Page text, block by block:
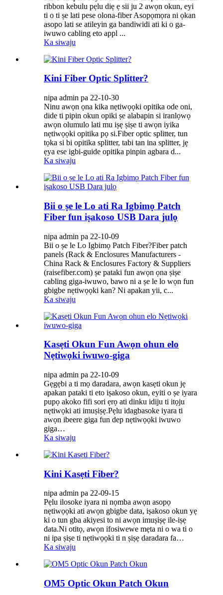
ribbon kebulu pẹlu diẹ ẹ sii ju 2 awọn okun, eyi
ti o ti ṣe lati pese olona-fiber Asopọmọra ni ọkan
asopo lati se atileyin ga bandiwidi ati ki o ga-
iwuwo cabling eto appl ...
Ka siwaju
Kini Fiber Optic Splitter?
nipa admin pa 22-10-30
Ninu awọn ọna kika nẹtiwọọki opitika ode oni,
dide ti pipin okun opiki ṣe alabapin si iranlọwọ
awọn olumulo lati mu iṣẹ ṣiṣe ti awọn iyika
nẹtiwọọki opitika pọ si.Fiber optic splitter, tun
tọka si bi opitika splitter, tabi tan ina splitter, jẹ
ẹya ese igbi-guide opitika pinpin agbara d...
Ka siwaju
Bii o ṣe le Lo ati Ra Igbimọ Patch
Fiber fun iṣakoso USB Dara julọ
nipa admin pa 22-10-09
Bii o ṣe le Lo Igbimọ Patch Fiber?Fiber patch
panels (Rack & Enclosures Manufacturers -
China Rack & Enclosures Factory & Suppliers
(raisefiber.com) ṣe pataki fun awọn ọna ṣiṣe
cabling giga-iwuwo, bawo ni a ṣe le lo wọn fun
gbigbe nẹtiwọọki kan? Ni apakan yii, c...
Ka siwaju
Kasẹti Okun Fun Awọn ohun elo
Nẹtiwọki iwuwo-giga
nipa admin pa 22-10-09
Gẹgẹbi a ti mọ daradara, awọn kasẹti okun jẹ
apakan pataki ti eto iṣakoso okun, eyiti o ṣe iyara
pupọ akoko fifi sori ẹrọ ati dinku idiju ti itọju
nẹtiwọki ati imuṣiṣẹ.Pẹlu idagbasoke iyara ti
awọn ibeere giga fun dep nẹtiwọọki iwuwo
giga…
Ka siwaju
Kini Kasẹti Fiber?
nipa admin pa 22-09-15
Pẹlu ilosoke iyara ni nọmba awọn asopọ
nẹtiwọọki ati awọn gbigbe data, iṣakoso okun yẹ
ki o tun gba akiyesi to ni awọn imuṣiṣẹ ile-iṣẹ
data.Ni otitọ, awọn ifosiwewe mẹta ni o wa ti o
ni ipa ṣiṣe ti nẹtiwọọki ti n ṣiṣẹ daradara fa…
Ka siwaju
OM5 Optic Okun Patch Okun